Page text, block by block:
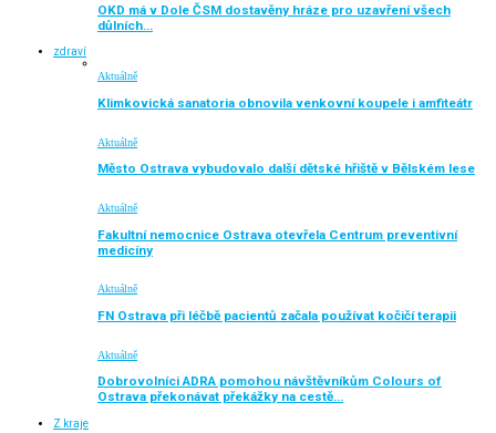
OKD má v Dole ČSM dostavěny hráze pro uzavření všech
důlních…
zdraví
Aktuálně
Klimkovická sanatoria obnovila venkovní koupele i amfiteátr
Aktuálně
Město Ostrava vybudovalo další dětské hřiště v Bělském lese
Aktuálně
Fakultní nemocnice Ostrava otevřela Centrum preventivní
medicíny
Aktuálně
FN Ostrava při léčbě pacientů začala používat kočičí terapii
Aktuálně
Dobrovolníci ADRA pomohou návštěvníkům Colours of
Ostrava překonávat překážky na cestě…
Z kraje